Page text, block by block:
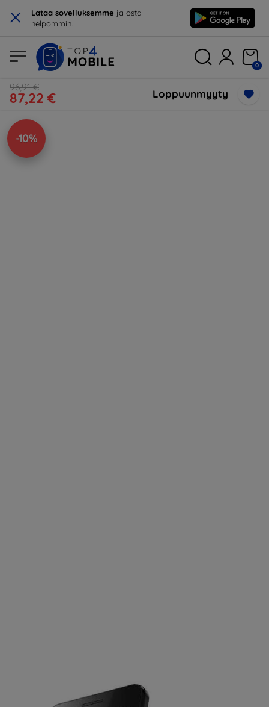
× Lataa sovelluksemme ja osta
helpommin.
0
96,91 €
87,22 € Loppuunmyyty
-10%